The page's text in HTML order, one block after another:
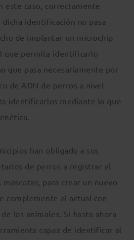
este caso, correctamente
identificación no pasa
de implantar un microchip
que permita identificarlo
que pasa necesariamente por
de ADN de perros a nivel
identificarlos mediante lo que
han obligado a sus
de perros a registrar el
para crear un nuevo
complemente al actual con
los animales. Si hasta ahora
capaz de identificar al